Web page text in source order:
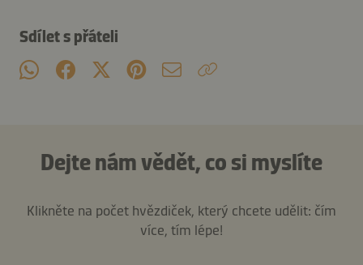
Sdílet s přáteli
Dejte nám vědět, co si myslíte
Klikněte na počet hvězdiček, který chcete udělit: čím
více, tím lépe!